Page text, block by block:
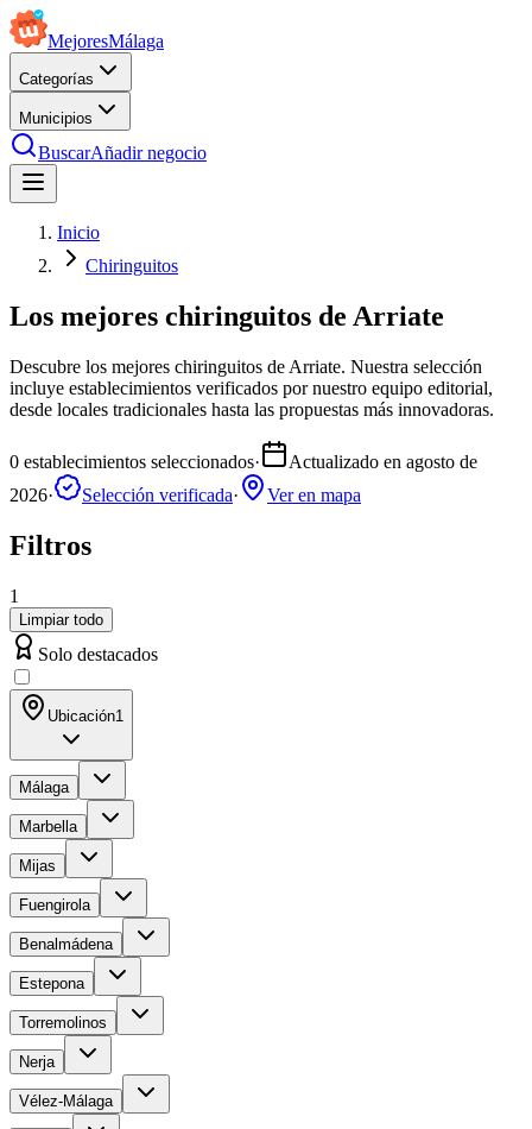
MejoresMálaga
Categorías
Municipios
BuscarAñadir negocio
Inicio
Chiringuitos
Los mejores chiringuitos de Arriate
Descubre los mejores chiringuitos de Arriate. Nuestra selección
incluye establecimientos verificados por nuestro equipo editorial,
desde locales tradicionales hasta las propuestas más innovadoras.
0 establecimientos seleccionados· Actualizado en agosto de
2026· Selección verificada· Ver en mapa
Filtros
1
Limpiar todo
Solo destacados
Ubicación1
Málaga
Marbella
Mijas
Fuengirola
Benalmádena
Estepona
Torremolinos
Nerja
Vélez-Málaga